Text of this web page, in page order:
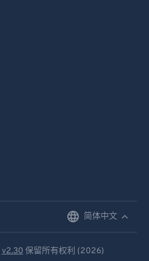
简体中文
v2.30 保留所有权利 (2026)